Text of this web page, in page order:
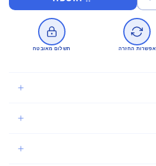
אפשרות החזרה תשלום מאובטח